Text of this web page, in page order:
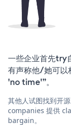
一些企业首先
有声称他/她可
'no time'”。
其他人试图找到开
companies 提供
bargain。